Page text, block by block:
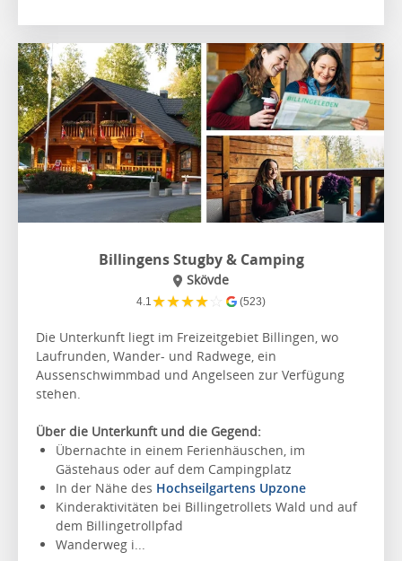
Billingens Stugby & Camping
Skövde
4.1★★★★☆ (523)
Die Unterkunft liegt im Freizeitgebiet Billingen, wo
Laufrunden, Wander- und Radwege, ein
Aussenschwimmbad und Angelseen zur Verfügung
stehen.
Über die Unterkunft und die Gegend:
Übernachte in einem Ferienhäuschen, im
Gästehaus oder auf dem Campingplatz
In der Nähe des Hochseilgartens Upzone
Kinderaktivitäten bei Billingetrollets Wald und auf
dem Billingetrollpfad
Wanderweg i...